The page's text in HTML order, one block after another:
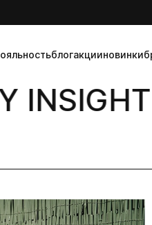
блогакцииновинки